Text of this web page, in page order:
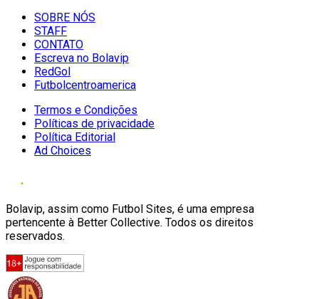
SOBRE NÓS
STAFF
CONTATO
Escreva no Bolavip
RedGol
Futbolcentroamerica
Termos e Condições
Políticas de privacidade
Política Editorial
Ad Choices
Bolavip, assim como Futbol Sites, é uma empresa
pertencente à Better Collective. Todos os direitos
reservados.